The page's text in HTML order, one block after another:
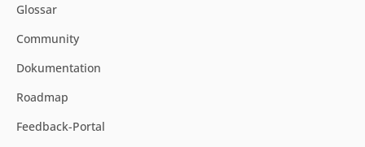
Glossar
Community
Dokumentation
Roadmap
Feedback-Portal